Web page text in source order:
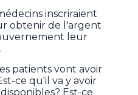
inscriraient
obtenir de l'argent
leur
patients vont avoir
ce qu'il va y avoir
Est-ce